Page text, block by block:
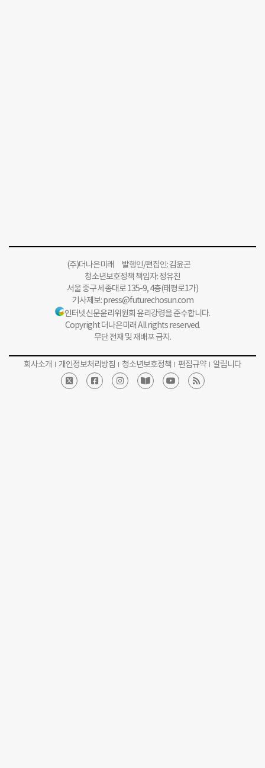
(주)더나은미래 발행인/편집인: 김윤곤
청소년보호정책 책임자: 정유진
서울 중구 세종대로 135-9, 4층(태평로1가)
기사제보:press@futurechosun.com
인터넷신문윤리위원회 윤리강령을 준수합니다.
Copyright 더나은미래 All rights reserved.
무단 전재 및 재배포 금지.
회사소개 개인정보처리방침 청소년보호정책 편집규약 알립니다